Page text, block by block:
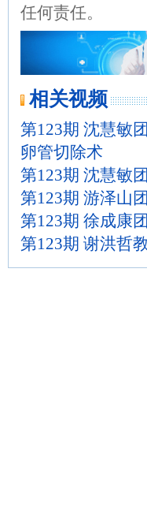
任何责任。
相关视频
第123期 沈慧敏
卵管切除术
第123期 沈慧敏
第123期 游泽山
第123期 徐成康
第123期 谢洪哲